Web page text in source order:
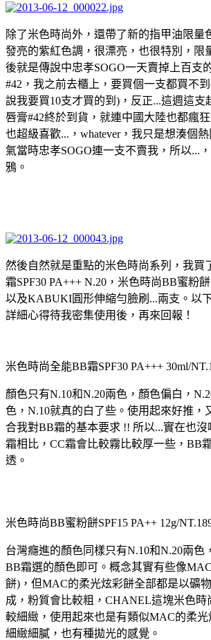
除了米色時尚外，還帶了新的指甲油限量
發亮的紫紅色調，很漂亮，也很特別，限
後就是傳說中忠孝SOGO一天賣掉上百支
#42，我之前去櫃上，要買個一支都買不
說我要買10支才買的到)，反正...這週這支
唇膏#42終於到貨，就連中國大陸也都瘋
也超級喜歡...，whatever，我只是想湊個
氣當時忠孝SOGO連一支不賣我，所以...
鴉。
然後自然就是重點的米色時尚系列，我買
霜SPF30 PA+++ N.20，米色時尚BB蜜粉
以及KABUKI圓形伸縮勻臉刷...兩支。以
詳細心得待我密集使用後，再來回報！
米色時尚全能BB霜SPF30 PA+++ 30ml/
顏色只有N.10和N.20兩色，顏色偏白，
色，N.10就真的白了些。使用起來好推，
合我對BB霜的基本要求 !! 所以...實在也沒
霜相比，CC霜會比較霧比較厚一些，BB
透。
米色時尚BB蜜粉餅SPF15 PA++ 12g/
台灣癮進的顏色同樣只有N.10和N.20兩色
BB霜選的顏色即可。概念其實有些像
餅)，但MAC的柔光炫彩餅全部都是以礦
成，粉質會比較粗，CHANEL這塊米色時
較細緻，使用起來也是有類似MAC的柔光
細緻細膩，也有種拋光的感覺。